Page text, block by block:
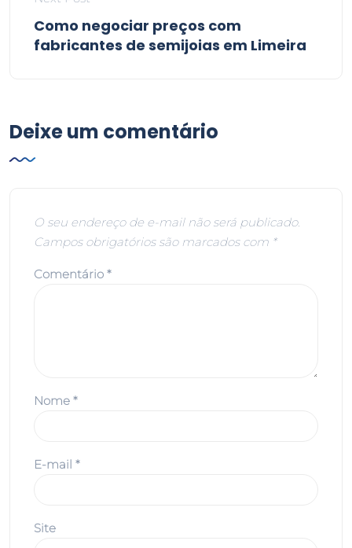
Como negociar preços com
fabricantes de semijoias em Limeira
Deixe um comentário
O seu endereço de e-mail não será publicado.
Campos obrigatórios são marcados com *
Comentário *
Nome *
E-mail *
Site